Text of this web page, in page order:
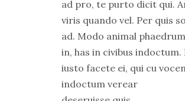
ad pro, te purto dicit qui.
viris quando vel. Per quis
ad. Modo animal
in, has in civibus indoctum.
iusto facete ei, qui cu
indoctum verear